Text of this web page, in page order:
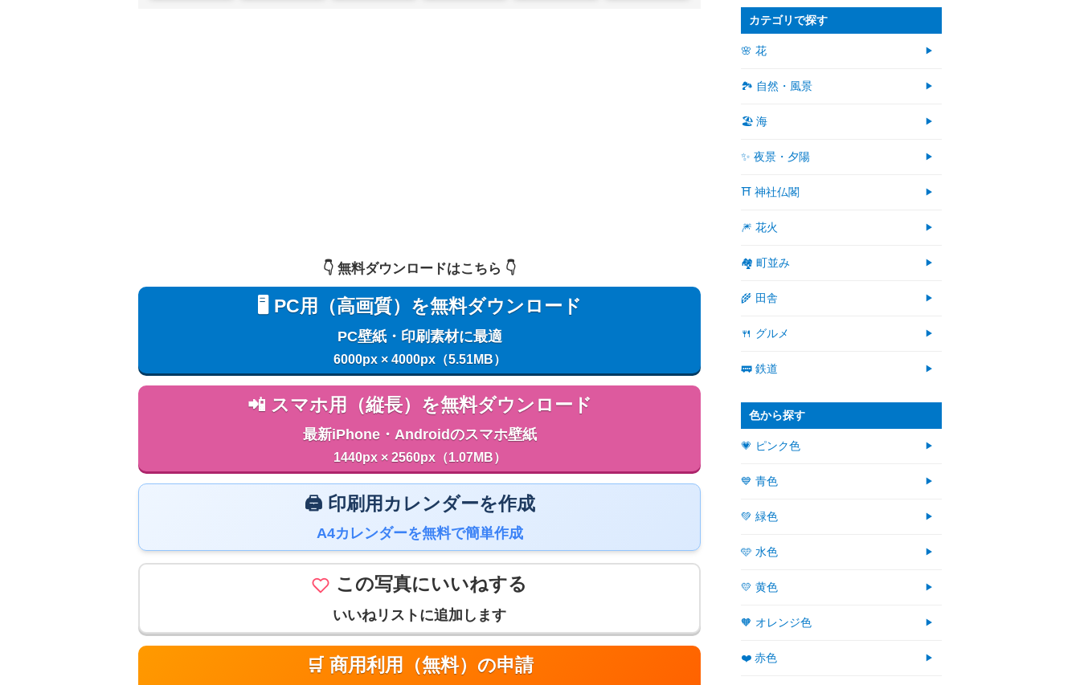
👇️ 無料ダウンロードはこちら 👇️
🖥️ PC用（高画質）を無料ダウンロード
PC壁紙・印刷素材に最適
6000px × 4000px（5.51MB）
📲 スマホ用（縦長）を無料ダウンロード
最新iPhone・Androidのスマホ壁紙
1440px × 2560px（1.07MB）
🖨️ 印刷用カレンダーを作成
A4カレンダーを無料で簡単作成
この写真にいいねする
いいねリストに追加します
🛒 商用利用（無料）の申請
カテゴリで探す
🌸 花
🏞️ 自然・風景
🏖 海
✨ 夜景・夕陽
⛩ 神社仏閣
🎆 花火
🏘 町並み
🌾 田舎
🍴 グルメ
🚃 鉄道
色から探す
💗 ピンク色
💙 青色
💚 緑色
🩵 水色
💛 黄色
🧡 オレンジ色
❤️ 赤色